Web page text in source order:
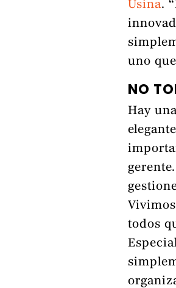
Usina.
uno
NO
Hay
todos